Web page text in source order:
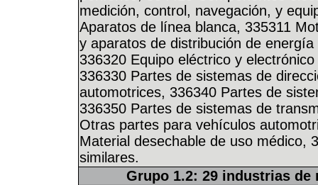
medición, control, navegación, y
Aparatos de línea blanca, 335311
y aparatos de distribución de
336320 Equipo eléctrico y
336330 Partes de sistemas de
automotrices, 336340 Partes de
336350 Partes de sistemas de
Otras partes para vehículos
Material desechable de uso médico,
similares.
Grupo 1.2: 29 industrias